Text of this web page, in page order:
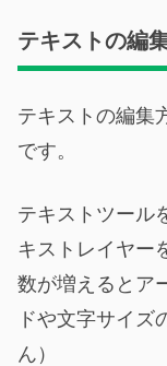
テキストの編
テキストの編集
です。
テキストツール
キストレイヤー
数が増えるとア
ドや文字サイズ
ん）